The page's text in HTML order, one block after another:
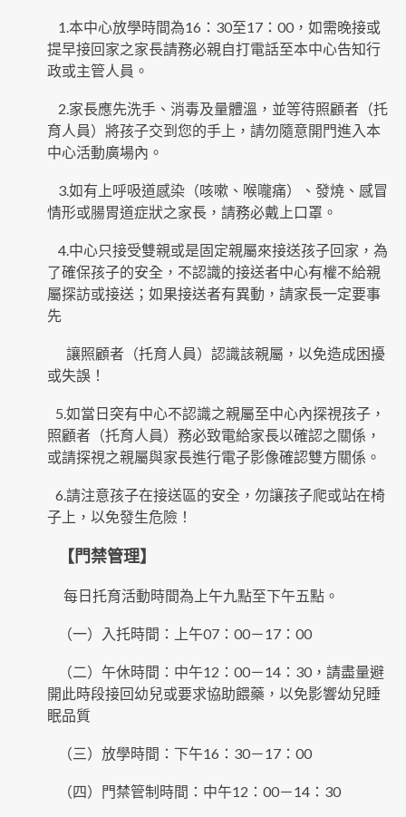
1.本中心放學時間為16：30至17：00，如需晚接或
提早接回家之家長請務必親自打電話至本中心告知行
政或主管人員。
2.家長應先洗手、消毒及量體溫，並等待照顧者（托
育人員）將孩子交到您的手上，請勿隨意開門進入本
中心活動廣場內。
3.如有上呼吸道感染（咳嗽、喉嚨痛）、發燒、感冒
情形或腸胃道症狀之家長，請務必戴上口罩。
4.中心只接受雙親或是固定親屬來接送孩子回家，為
了確保孩子的安全，不認識的接送者中心有權不給親
屬探訪或接送；如果接送者有異動，請家長一定要事
先
讓照顧者（托育人員）認識該親屬，以免造成困擾
或失誤！
5.如當日突有中心不認識之親屬至中心內探視孩子，
照顧者（托育人員）務必致電給家長以確認之關係，
或請探視之親屬與家長進行電子影像確認雙方關係。
6.請注意孩子在接送區的安全，勿讓孩子爬或站在椅
子上，以免發生危險！
【門禁管理】
每日托育活動時間為上午九點至下午五點。
（一）入托時間：上午07：00－17：00
（二）午休時間：中午12：00－14：30，請盡量避
開此時段接回幼兒或要求協助餵藥，以免影響幼兒睡
眠品質
（三）放學時間：下午16：30－17：00
（四）門禁管制時間：中午12：00－14：30